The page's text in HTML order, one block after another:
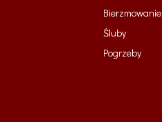
Bierzmowanie
Śluby
Pogrzeby